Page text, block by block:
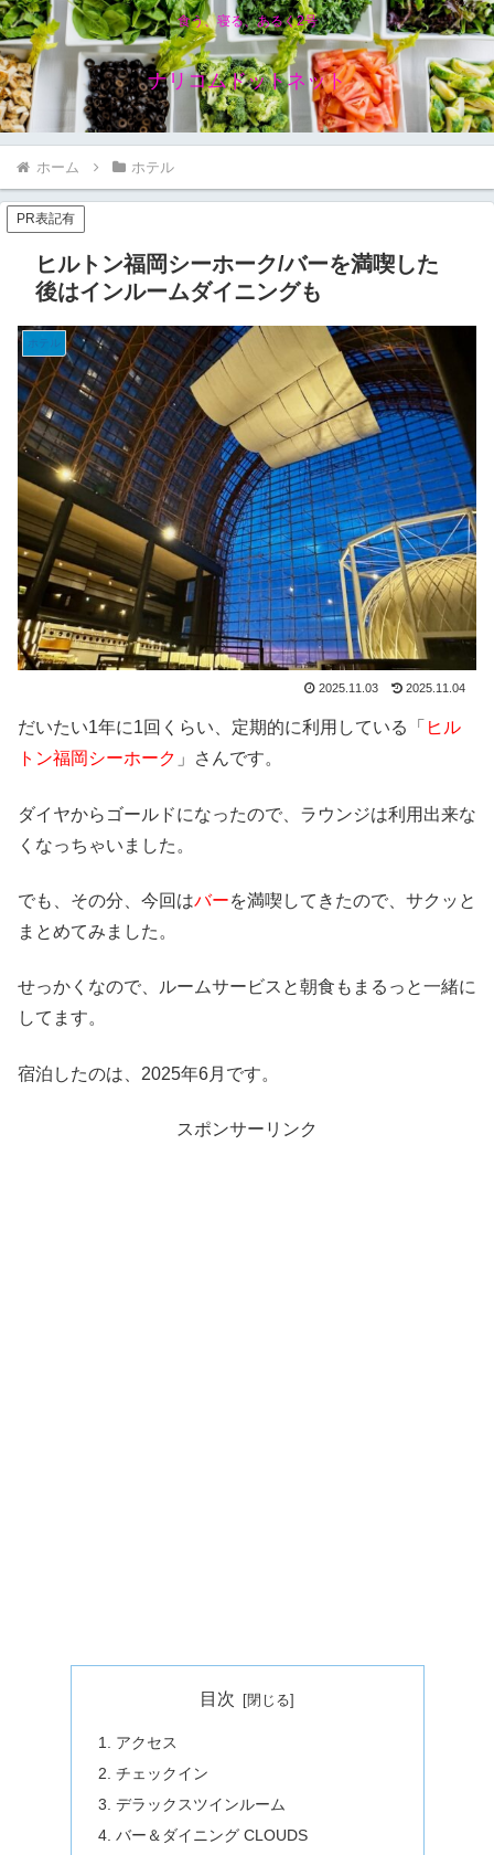
食う、寝る、あるく2号
ナリコムドットネット
ホーム ホテル
PR表記有
ヒルトン福岡シーホーク/バーを満喫した
後はインルームダイニングも
ホテル
2025.11.03 2025.11.04
だいたい1年に1回くらい、定期的に利用している「 ヒル
トン福岡シーホーク 」さんです。
ダイヤからゴールドになったので、ラウンジは利用出来な
くなっちゃいました。
でも、その分、今回はバーを満喫してきたので、サクッと
まとめてみました。
せっかくなので、ルームサービスと朝食もまるっと一緒に
してます。
宿泊したのは、2025年6月です。
スポンサーリンク
目次
アクセス
チェックイン
デラックスツインルーム
バー＆ダイニング CLOUDS